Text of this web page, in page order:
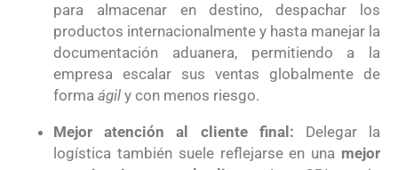
para almacenar en destino, despachar los
productos internacionalmente y hasta manejar la
documentación aduanera, permitiendo a la
empresa escalar sus ventas globalmente de
forma ágil y con menos riesgo.
Mejor atención al cliente final: Delegar la
logística también suele reflejarse en una mejor